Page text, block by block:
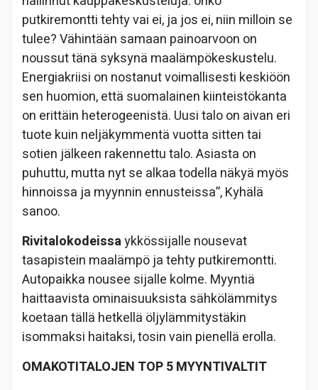
putkiremontti tehty vai ei, ja jos ei, niin milloin se
tulee? Vähintään samaan painoarvoon on
noussut tänä syksynä maalämpökeskustelu.
Energiakriisi on nostanut voimallisesti keskiöön
sen huomion, että suomalainen kiinteistökanta
on erittäin heterogeenistä. Uusi talo on aivan eri
tuote kuin neljäkymmentä vuotta sitten tai
sotien jälkeen rakennettu talo. Asiasta on
puhuttu, mutta nyt se alkaa todella näkyä myös
hinnoissa ja myynnin ennusteissa”, Kyhälä
sanoo.
Rivitalokodeissaykkössijalle nousevat
tasapistein maalämpö ja tehty putkiremontti.
Autopaikka nousee sijalle kolme. Myyntiä
haittaavista ominaisuuksista sähkölämmitys
koetaan tällä hetkellä öljylämmitystäkin
isommaksi haitaksi, tosin vain pienellä erolla.
OMAKOTITALOJEN TOP 5 MYYNTIVALTIT